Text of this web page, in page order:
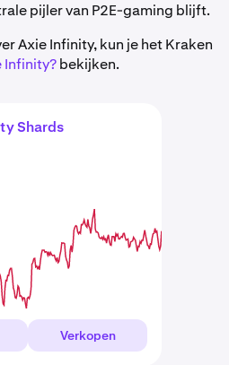
pijler van P2E-gaming blijft.
Axie Infinity, kun je het Kraken
Infinity?bekijken.
Shards
Verkopen